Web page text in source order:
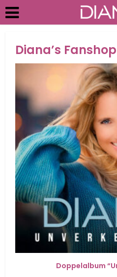
Diana’s Fanshop
Doppelalbum